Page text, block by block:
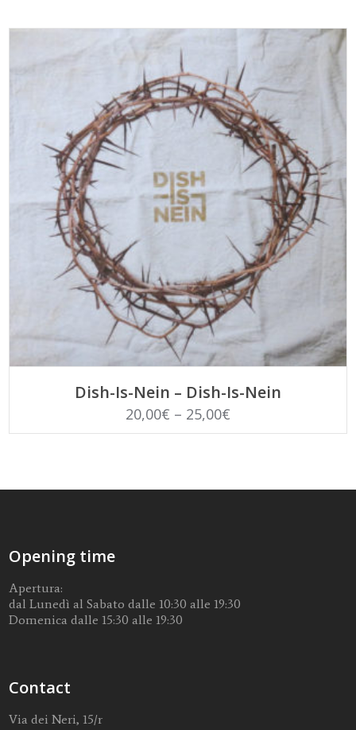
Dish-Is-Nein – Dish-Is-Nein
20,00€ – 25,00€
Opening time
Apertura:
dal Lunedì al Sabato dalle 10:30 alle 19:30
Domenica dalle 15:30 alle 19:30
Contact
Via dei Neri, 15/r